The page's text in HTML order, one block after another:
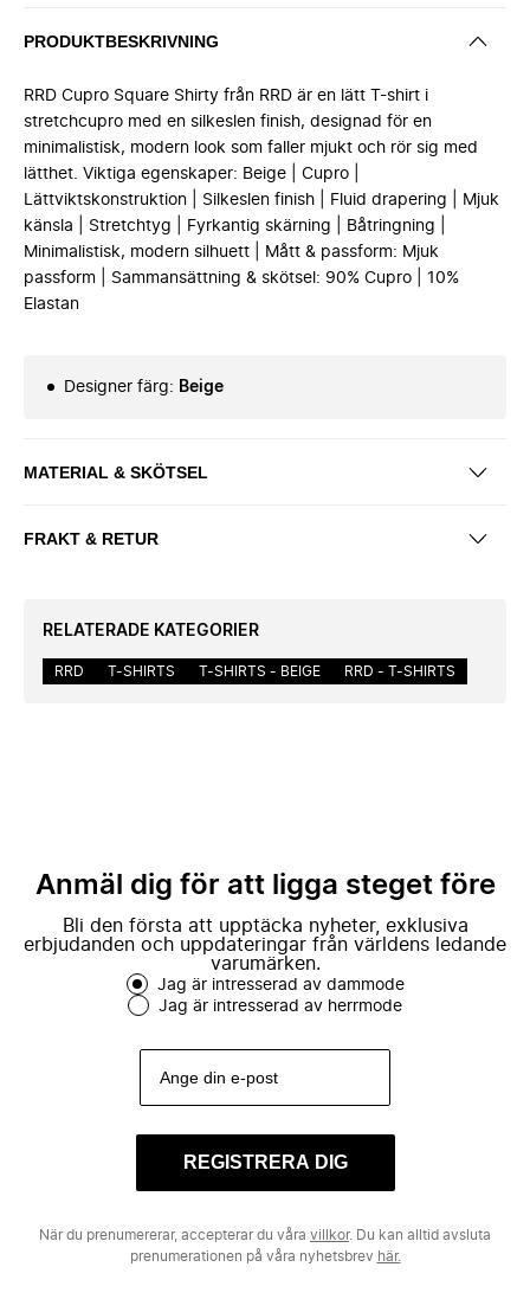
PRODUKTBESKRIVNING
RRD Cupro Square Shirty från RRD är en lätt T-shirt i
stretchcupro med en silkeslen finish, designad för en
minimalistisk, modern look som faller mjukt och rör sig med
lätthet. Viktiga egenskaper: Beige | Cupro |
Lättviktskonstruktion | Silkeslen finish | Fluid drapering | Mjuk
känsla | Stretchtyg | Fyrkantig skärning | Båtringning |
Minimalistisk, modern silhuett | Mått & passform: Mjuk
passform | Sammansättning & skötsel: 90% Cupro | 10%
Elastan
Designer färg: Beige
MATERIAL & SKÖTSEL
FRAKT & RETUR
RELATERADE KATEGORIER
RRD T-SHIRTS T-SHIRTS - BEIGE RRD - T-SHIRTS
Anmäl dig för att ligga steget före
Bli den första att upptäcka nyheter, exklusiva
erbjudanden och uppdateringar från världens ledande
varumärken.
Jag är intresserad av dammode
Jag är intresserad av herrmode
REGISTRERA DIG
När du prenumererar, accepterar du våra villkor. Du kan alltid avsluta
prenumerationen på våra nyhetsbrev här.